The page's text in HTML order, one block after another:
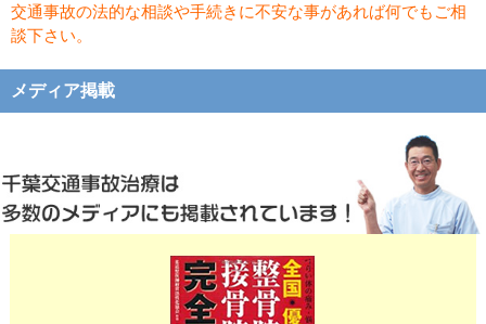
交通事故の法的な相談や手続きに不安な事があれば何でもご相
談下さい。
メディア掲載